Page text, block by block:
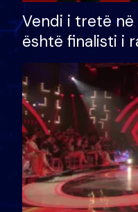
Vendi i tretë në
është finalisti i